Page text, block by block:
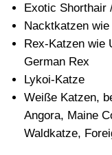
Exotic Shorthair
Nacktkatzen
Rex-Katzen wie
German Rex
Lykoi-Katze
Weiße Katzen,
Angora, Maine
Waldkatze,